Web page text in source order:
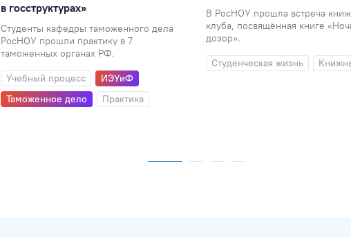
в госструктурах»
Студенты кафедры таможенного дела
РосНОУ прошли практику в 7
таможенных органах РФ.
Учебный процесс
ИЭУиФ
Таможенное дело
Практика
В РосНОУ прошла встреча
клуба, посвящённая книге
дозор».
Студенческая жизнь